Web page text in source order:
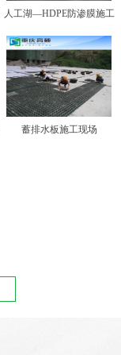
人工湖—HDPE防渗膜施工
图例二
蓄排水板施工现场